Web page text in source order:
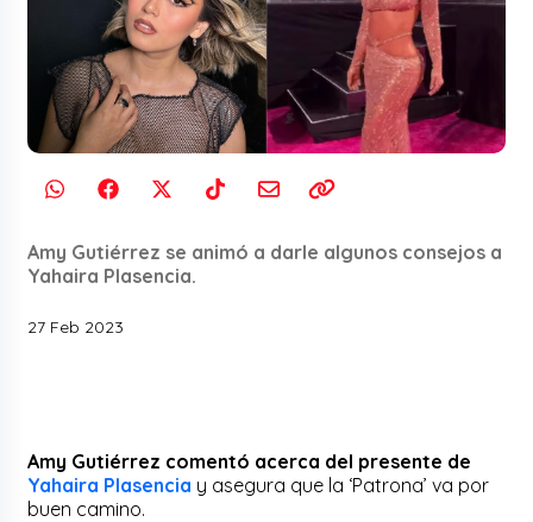
Amy Gutiérrez se animó a darle algunos consejos a
Yahaira Plasencia.
27 Feb 2023
Amy Gutiérrez comentó acerca del presente de
Yahaira Plasencia y asegura que la ‘Patrona’ va por
buen camino.